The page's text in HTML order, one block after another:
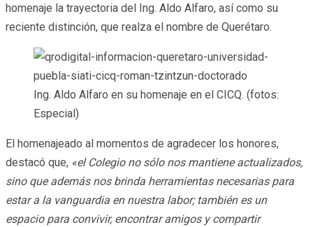
homenaje la trayectoria del Ing. Aldo Alfaro, así como su
reciente distinción, que realza el nombre de Querétaro.
Ing. Aldo Alfaro en su homenaje en el CICQ. (fotos:
Especial)
El homenajeado al momentos de agradecer los honores,
destacó que, «el Colegio no sólo nos mantiene actualizados,
sino que además nos brinda herramientas necesarias para
estar a la vanguardia en nuestra labor; también es un
espacio para convivir, encontrar amigos y compartir